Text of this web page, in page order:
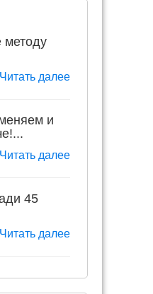
методу
Читать далее
и
Читать далее
45
Читать далее